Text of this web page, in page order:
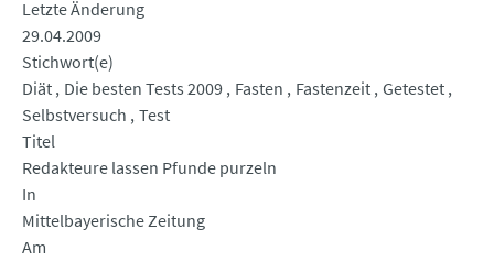
Letzte Änderung
29.04.2009
Stichwort(e)
Diät Die besten Tests 2009 Fasten Fastenzeit Getestet
Selbstversuch Test
Titel
Redakteure lassen Pfunde purzeln
In
Mittelbayerische Zeitung
Am